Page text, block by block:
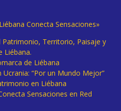
Conecta Sensaciones»
Patrimonio, Territorio, Paisaje y
Liébana.
de Liébana
“Por un Mundo Mejor”
en Liébana
Sensaciones en Red